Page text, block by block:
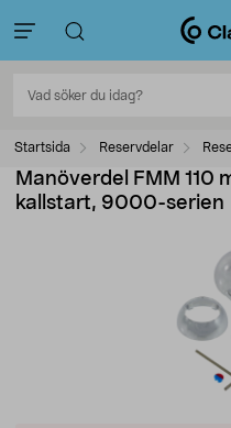
Startsida Reservdelar
Manöverdel FMM 110
kallstart, 9000-serien